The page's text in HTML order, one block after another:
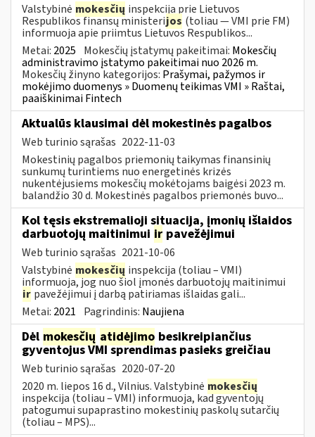
Valstybinė mokesčių inspekcija prie Lietuvos
Respublikos finansų ministerijos (toliau — VMI prie FM)
informuoja apie priimtus Lietuvos Respublikos...
Metai: 2025 Mokesčių įstatymų pakeitimai: Mokesčių
administravimo įstatymo pakeitimai nuo 2026 m.
Mokesčių žinyno kategorijos: Prašymai, pažymos ir
mokėjimo duomenys » Duomenų teikimas VMI » Raštai,
paaiškinimai Fintech
Aktualūs klausimai dėl mokestinės pagalbos
Web turinio sąrašas 2022-11-03
Mokestinių pagalbos priemonių taikymas finansinių
sunkumų turintiems nuo energetinės krizės
nukentėjusiems mokesčių mokėtojams baigėsi 2023 m.
balandžio 30 d. Mokestinės pagalbos priemonės buvo...
Kol tęsis ekstremalioji situacija, įmonių išlaidos
darbuotojų maitinimui ir pavežėjimui
Web turinio sąrašas 2021-10-06
Valstybinė mokesčių inspekcija (toliau – VMI)
informuoja, jog nuo šiol įmonės darbuotojų maitinimui
ir pavežėjimui į darbą patiriamas išlaidas gali...
Metai: 2021 Pagrindinis: Naujiena
Dėl mokesčių atidėjimo besikreipiančius
gyventojus VMI sprendimas pasieks greičiau
Web turinio sąrašas 2020-07-20
2020 m. liepos 16 d., Vilnius. Valstybinė mokesčių
inspekcija (toliau – VMI) informuoja, kad gyventojų
patogumui supaprastino mokestinių paskolų sutarčių
(toliau – MPS)...